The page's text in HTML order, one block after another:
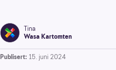
Tina
Wasa Kartomten
Publisert: 15. juni 2024